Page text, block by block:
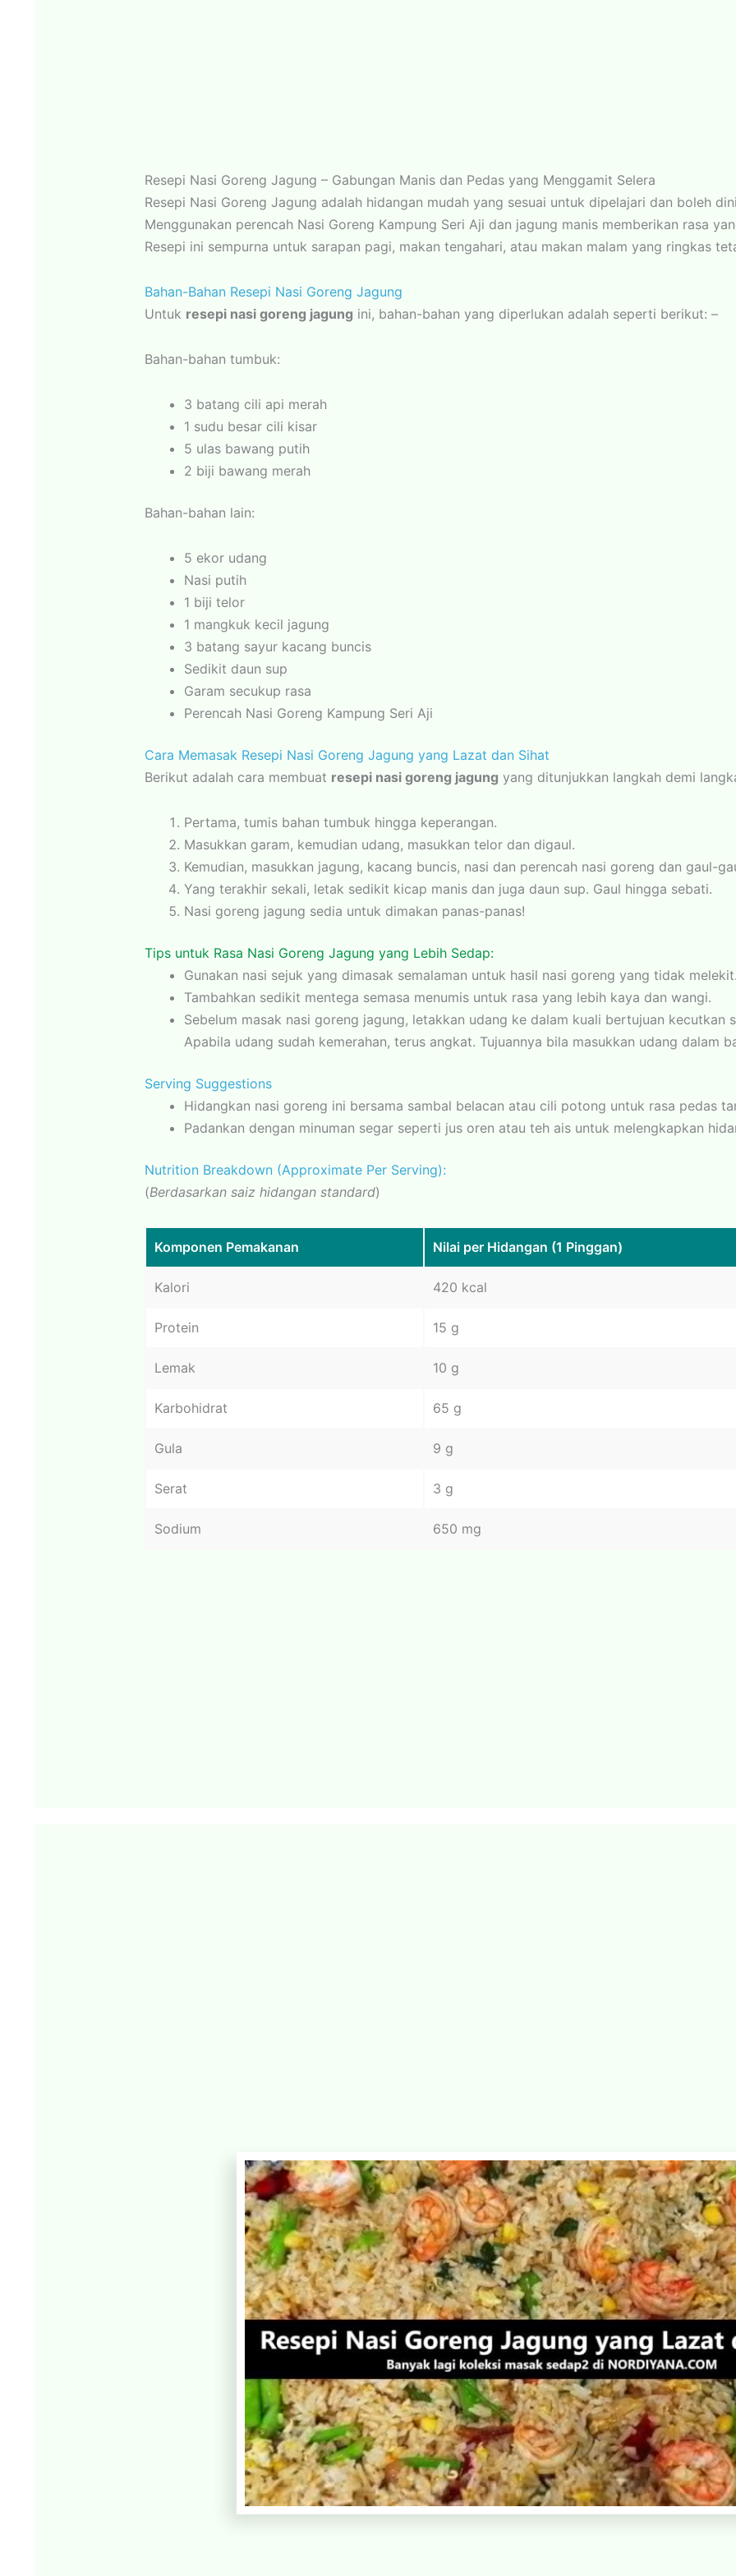
Resepi Nasi Goreng Jagung – Gabungan Manis dan Pedas yang Menggamit Selera
Resepi Nasi Goreng Jagung adalah hidangan mudah yang sesuai untuk dipelajari dan boleh
Menggunakan perencah Nasi Goreng Kampung Seri Aji dan jagung manis memberikan rasa
Resepi ini sempurna untuk sarapan pagi, makan tengahari, atau makan malam yang ringkas
Bahan-Bahan Resepi Nasi Goreng Jagung
Untuk resepi nasi goreng jagung ini, bahan-bahan yang diperlukan adalah seperti berikut: –
Bahan-bahan tumbuk:
3 batang cili api merah
1 sudu besar cili kisar
5 ulas bawang putih
2 biji bawang merah
Bahan-bahan lain:
5 ekor udang
Nasi putih
1 biji telor
1 mangkuk kecil jagung
3 batang sayur kacang buncis
Sedikit daun sup
Garam secukup rasa
Perencah Nasi Goreng Kampung Seri Aji
Cara Memasak Resepi Nasi Goreng Jagung yang Lazat dan Sihat
Berikut adalah cara membuat resepi nasi goreng jagung yang ditunjukkan langkah demi
Pertama, tumis bahan tumbuk hingga keperangan.
Masukkan garam, kemudian udang, masukkan telor dan digaul.
Kemudian, masukkan jagung, kacang buncis, nasi dan perencah nasi goreng dan gaul-
Yang terakhir sekali, letak sedikit kicap manis dan juga daun sup. Gaul hingga sebati.
Nasi goreng jagung sedia untuk dimakan panas-panas!
Tips untuk Rasa Nasi Goreng Jagung yang Lebih Sedap:
Gunakan nasi sejuk yang dimasak semalaman untuk hasil nasi goreng yang tidak melekit.
Tambahkan sedikit mentega semasa menumis untuk rasa yang lebih kaya dan wangi.
Sebelum masak nasi goreng jagung, letakkan udang ke dalam kuali bertujuan kecutkan
Apabila udang sudah kemerahan, terus angkat. Tujuannya bila masukkan udang dalam
Serving Suggestions
Hidangkan nasi goreng ini bersama sambal belacan atau cili potong untuk rasa pedas
Padankan dengan minuman segar seperti jus oren atau teh ais untuk melengkapkan
Nutrition Breakdown (Approximate Per Serving):
(Berdasarkan saiz hidangan standard)
Komponen Pemakanan Nilai per Hidangan (1 Pinggan)
Kalori 420 kcal
Protein 15 g
Lemak 10 g
Karbohidrat 65 g
Gula 9 g
Serat 3 g
Sodium 650 mg